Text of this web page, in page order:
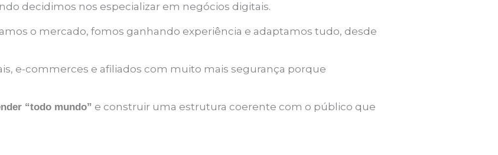
decidimos nos especializar em negócios digitais.
o mercado, fomos ganhando experiência e adaptamos tudo, desde
e-commerces e afiliados com muito mais segurança porque
“todo mundo” e construir uma estrutura coerente com o público que